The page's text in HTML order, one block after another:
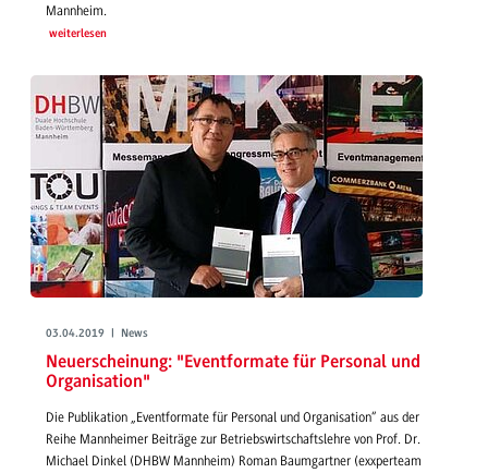
Mannheim.
weiterlesen
03.04.2019 | News
Neuerscheinung: "Eventformate für Personal und
Organisation"
Die Publikation „Eventformate für Personal und Organisation“ aus der
Reihe Mannheimer Beiträge zur Betriebswirtschaftslehre von Prof. Dr.
Michael Dinkel (DHBW Mannheim) Roman Baumgartner (exxperteam